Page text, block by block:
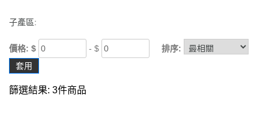
子產區:
價格: $ - $
排序:
套用
篩選結果: 3件商品